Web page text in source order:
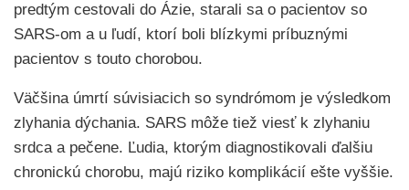
predtým cestovali do Ázie, starali sa o pacientov so
SARS-om a u ľudí, ktorí boli blízkymi príbuznými
pacientov s touto chorobou.
Väčšina úmrtí súvisiacich so syndrómom je výsledkom
zlyhania dýchania. SARS môže tiež viesť k zlyhaniu
srdca a pečene. Ľudia, ktorým diagnostikovali ďalšiu
chronickú chorobu, majú riziko komplikácií ešte vyššie.